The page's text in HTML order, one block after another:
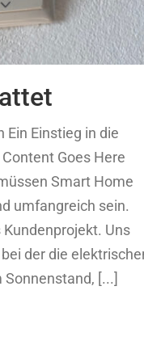
Ein Einstieg in die
Goes Here
Smart Home
umfangreich sein.
Uns
der die
[...]